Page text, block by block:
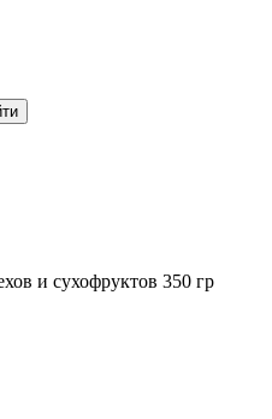
и сухофруктов 350 гр